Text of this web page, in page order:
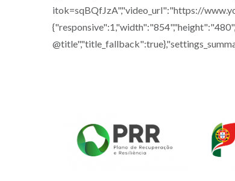
itok=sqBQfJzA","video_url":"https://